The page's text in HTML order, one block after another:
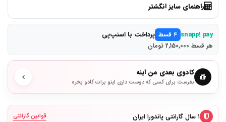
راهنمای سایز انگشتر
snapp! pay ۴ قسط پرداخت با اسنپ‌پی
هر قسط 2,150,000 تومان
کادوی بعدی من اینه
بفرست برای کسی که دوست داری اینو برات کادو بخره
۱ سال گارانتی پاندورا ایران قوانین گارانتی